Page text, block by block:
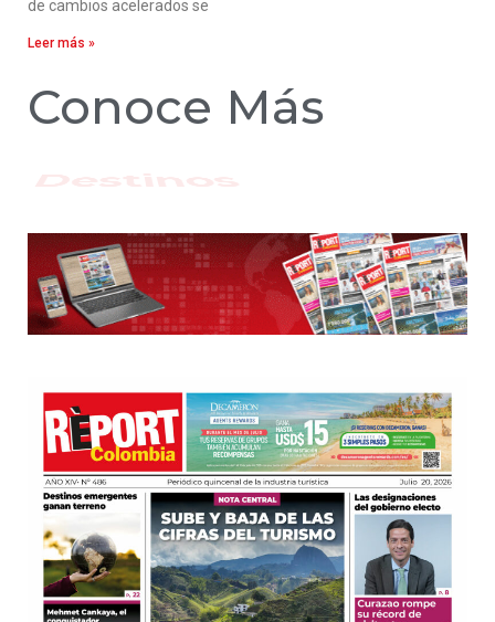
de cambios acelerados se
Leer más »
Conoce Más